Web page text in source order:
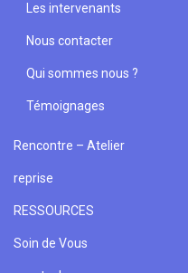
Les intervenants
Nous contacter
Qui sommes nous ?
Témoignages
Rencontre – Atelier
reprise
RESSOURCES
Soin de Vous